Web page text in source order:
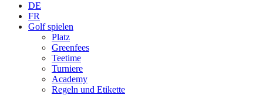
DE
FR
Golf spielen
Platz
Greenfees
Teetime
Turniere
Academy
Regeln und Etikette